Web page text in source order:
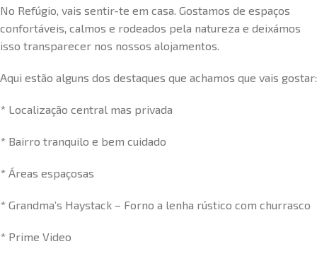
No Refúgio, vais sentir-te em casa. Gostamos de espaços
confortáveis, calmos e rodeados pela natureza e deixámos
isso transparecer nos nossos alojamentos.
Aqui estão alguns dos destaques que achamos que vais gostar:
* Localização central mas privada
* Bairro tranquilo e bem cuidado
* Áreas espaçosas
* Grandma’s Haystack – Forno a lenha rústico com churrasco
* Prime Video